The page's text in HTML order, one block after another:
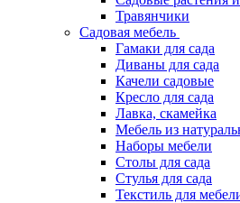
Травянчики
Садовая мебель
Гамаки для сада
Диваны для сада
Качели садовые
Кресло для сада
Лавка, скамейка
Мебель из
Наборы мебели
Столы для сада
Стулья для сада
Текстиль для